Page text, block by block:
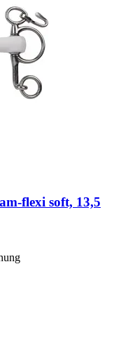
​flexi soft, 13,5